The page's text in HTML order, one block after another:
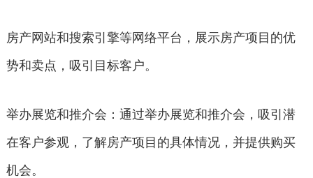
房产网站和搜索引擎等网络平台，展示房产项目的优
势和卖点，吸引目标客户。
举办展览和推介会：通过举办展览和推介会，吸引潜
在客户参观，了解房产项目的具体情况，并提供购买
机会。